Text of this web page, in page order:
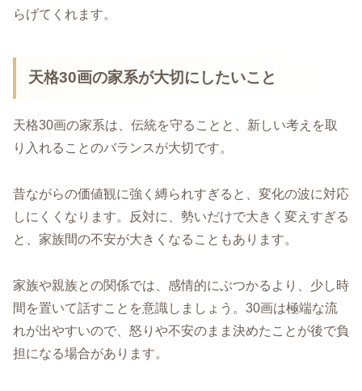
らげてくれます。
天格30画の家系が大切にしたいこと
天格30画の家系は、伝統を守ることと、新しい考えを取
り入れることのバランスが大切です。
昔ながらの価値観に強く縛られすぎると、変化の波に対応
しにくくなります。反対に、勢いだけで大きく変えすぎる
と、家族間の不安が大きくなることもあります。
家族や親族との関係では、感情的にぶつかるより、少し時
間を置いて話すことを意識しましょう。30画は極端な流
れが出やすいので、怒りや不安のまま決めたことが後で負
担になる場合があります。